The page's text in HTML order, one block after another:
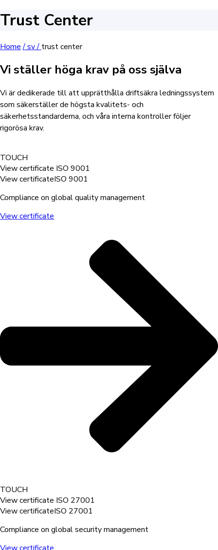
Trust Center
Home /sv / trust center
Vi ställer höga krav på oss själva
Vi är dedikerade till att upprätthålla driftsäkra ledningssystem
som säkerställer de högsta kvalitets- och
säkerhetsstandarderna, och våra interna kontroller följer
rigorösa krav.
TOUCH
View certificate ISO 9001
View certificateISO 9001
Compliance on global quality management
View certificate
TOUCH
View certificate ISO 27001
View certificateISO 27001
Compliance on global security management
View certificate